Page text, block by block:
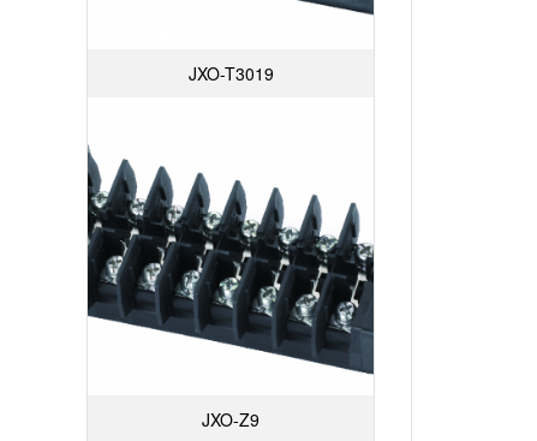
JXO-T3019
JXO-Z9